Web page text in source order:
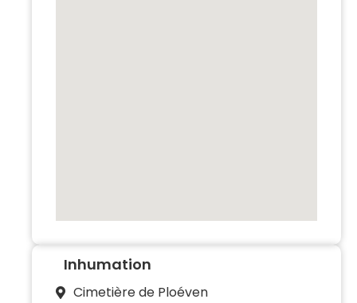
Inhumation
Cimetière de Ploéven